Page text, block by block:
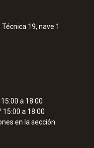
19, nave 1
a 18:00
15:00 a 18:00
en la sección